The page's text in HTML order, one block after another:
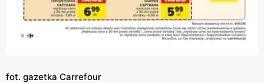
fot. gazetka Carrefour